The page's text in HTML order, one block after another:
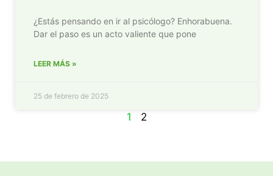
¿Estás pensando en ir al psicólogo? Enhorabuena.
Dar el paso es un acto valiente que pone
LEER MÁS »
25 de febrero de 2025
1 2